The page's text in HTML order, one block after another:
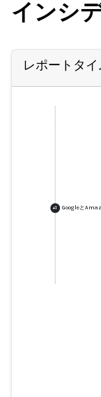
インシ
レポートタ
+1 Googleと